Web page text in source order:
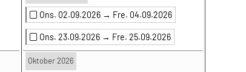
Ons. 02.09.2026 → Fre. 04.09.2026
Ons. 23.09.2026 → Fre. 25.09.2026
Oktober 2026